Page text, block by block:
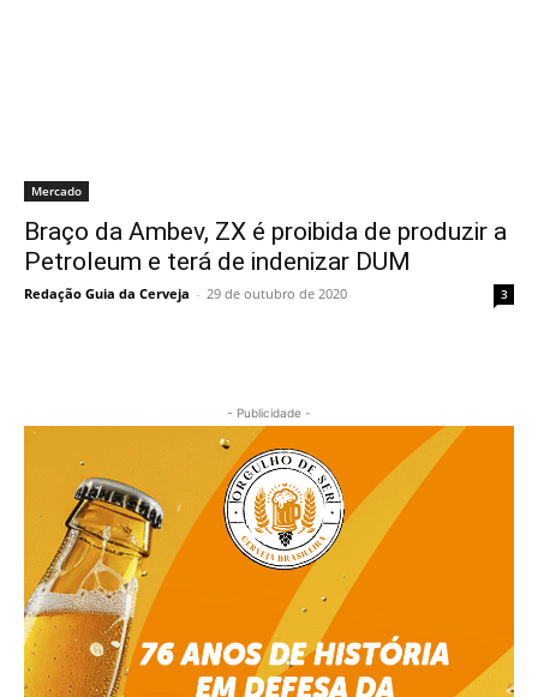
Mercado
Braço da Ambev, ZX é proibida de produzir a
Petroleum e terá de indenizar DUM
Redação Guia da Cerveja - 29 de outubro de 2020 3
- Publicidade -